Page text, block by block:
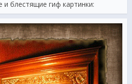
и блестящие гиф картинки: